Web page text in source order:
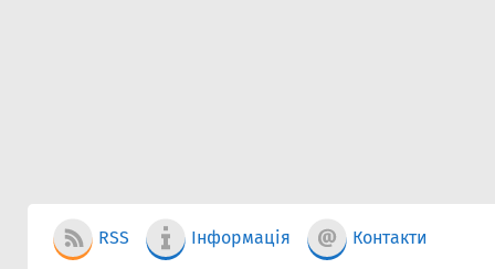
RSS Інформація Контакти